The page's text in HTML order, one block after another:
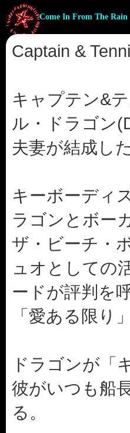
Come In From The Rain
Captain &
キャプテン&
ル・ドラゴン
夫妻が結成し
キーボーディ
ラゴンとボー
ザ・ビーチ・
ュオとしての
ードが評判を
「愛ある限り
ドラゴンが「
彼がいつも船
る。